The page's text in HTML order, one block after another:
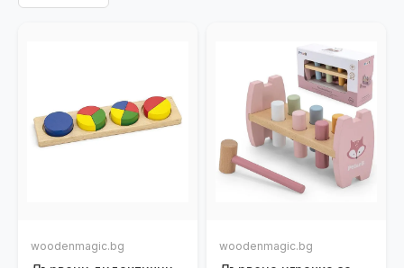
woodenmagic.bg woodenmagic.bg